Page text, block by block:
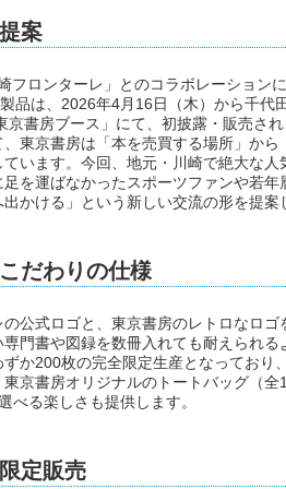
案
フロンターレ」とのコラボレーション
品は、2026年4月16日（木）から千代
書房ブース」にて、初披露・販売され
東京書房は「本を売買する場所」から
います。今回、地元・川崎で絶大な人
を運ばなかったスポーツファンや若年
かける」という新しい交流の形を提案
だわりの仕様
公式ロゴと、東京書房のレトロなロゴ
門書や図録を数冊入れても耐えられる
か200枚の完全限定生産となっており
京書房オリジナルのトートバッグ（全
べる楽しさも提供します。
定販売